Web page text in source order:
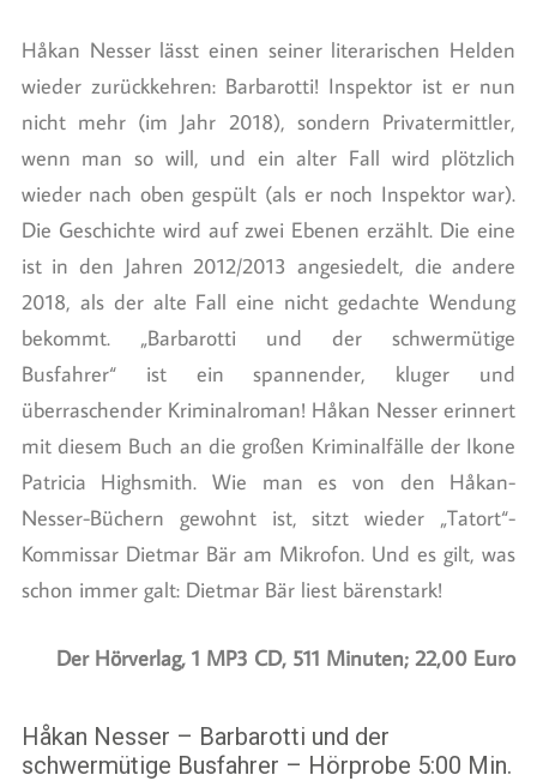
Håkan Nesser lässt einen seiner literarischen Helden
wieder zurückkehren: Barbarotti! Inspektor ist er nun
nicht mehr (im Jahr 2018), sondern Privatermittler,
wenn man so will, und ein alter Fall wird plötzlich
wieder nach oben gespült (als er noch Inspektor war).
Die Geschichte wird auf zwei Ebenen erzählt. Die eine
ist in den Jahren 2012/2013 angesiedelt, die andere
2018, als der alte Fall eine nicht gedachte Wendung
bekommt. „Barbarotti und der schwermütige
Busfahrer“ ist ein spannender, kluger und
überraschender Kriminalroman! Håkan Nesser erinnert
mit diesem Buch an die großen Kriminalfälle der Ikone
Patricia Highsmith. Wie man es von den Håkan-
Nesser-Büchern gewohnt ist, sitzt wieder „Tatort“-
Kommissar Dietmar Bär am Mikrofon. Und es gilt, was
schon immer galt: Dietmar Bär liest bärenstark!
Der Hörverlag, 1 MP3 CD, 511 Minuten; 22,00 Euro
Håkan Nesser – Barbarotti und der
schwermütige Busfahrer – Hörprobe 5:00 Min.